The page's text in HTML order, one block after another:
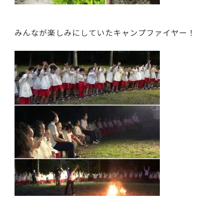
みんなが楽しみにしていたキャンプファイヤー！